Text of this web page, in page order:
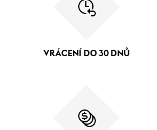
VRÁCENÍ DO 30 DNŮ